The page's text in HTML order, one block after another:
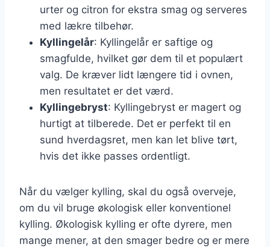
urter og citron for ekstra smag og serveres
med lækre tilbehør.
Kyllingelår: Kyllingelår er saftige og
smagfulde, hvilket gør dem til et populært
valg. De kræver lidt længere tid i ovnen,
men resultatet er det værd.
Kyllingebryst: Kyllingebryst er magert og
hurtigt at tilberede. Det er perfekt til en
sund hverdagsret, men kan let blive tørt,
hvis det ikke passes ordentligt.
Når du vælger kylling, skal du også overveje,
om du vil bruge økologisk eller konventionel
kylling. Økologisk kylling er ofte dyrere, men
mange mener, at den smager bedre og er mere